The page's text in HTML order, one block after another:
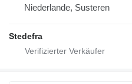
Niederlande, Susteren
Stedefra